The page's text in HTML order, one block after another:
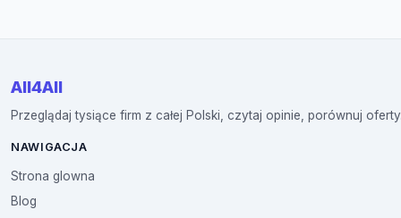
All4All
Przeglądaj tysiące firm z całej Polski, czytaj opinie, porównuj
NAWIGACJA
Strona glowna
Blog